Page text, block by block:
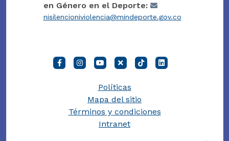
en Género en el Deporte:
nisilencioniviolencia@mindeporte.gov.co
Políticas
Mapa del sitio
Términos y condiciones
Intranet